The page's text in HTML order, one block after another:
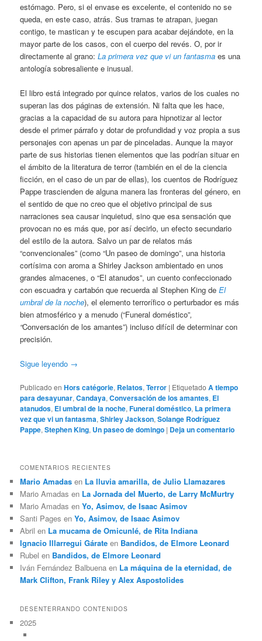
estómago. Pero, si el envase es excelente, el contenido no se
queda, en este caso, atrás. Sus tramas te atrapan, juegan
contigo, te mastican y te escupen para acabar dejándote, en la
mayor parte de los casos, con el cuerpo del revés. O, por ir
directamente al grano:La primera vez que vi un fantasma es una
antología sobresaliente e inusual.
El libro está integrado por quince relatos, varios de los cuales no
superan las dos páginas de extensión. Ni falta que les hace,
gracias a la capacidad de su autora para hipnotizar al lector
desde el primer párrafo y dotar de profundidad y voz propia a sus
personajes con apenas un par de pinceladas. Aunque la mayor
parte de sus historias tienen elementos que las podrían situar en
el ámbito de la literatura de terror (también en el de la ciencia
ficción, en el caso de un par de ellas), los cuentos de Rodríguez
Pappe trascienden de alguna manera las fronteras del género, en
el sentido de que no creo que el objetivo principal de sus
narraciones sea causar inquietud, sino que esa sensación que
provocan no es más que, por así decirlo, un efecto secundario
del estilo de la autora. Salvo un par de relatos más
“convencionales” (como “Un paseo de domingo”, una historia
cortísima con aroma a Shirley Jackson ambientado en unos
grandes almacenes, o “El atanudos”, un cuento confeccionado
con escuadra y cartabón que recuerda al Stephen King deEl
umbral de la noche), el elemento terrorífico o perturbador es más
bien atmosférico y a menudo (“Funeral doméstico”,
“Conversación de los amantes”) incluso difícil de determinar con
precisión.
Sigue leyendo →
Publicado en Hors catégorie, Relatos,Terror | Etiquetado A tiempo
para desayunar,Candaya,Conversación de los amantes, El
atanudos, El umbral de la noche,Funeral doméstico, La primera
vez que vi un fantasma,Shirley Jackson,Solange Rodríguez
Pappe,Stephen King, Un paseo de domingo | Deja un comentario
COMENTARIOS RECIENTES
Mario Amadas en La lluvia amarilla, de Julio Llamazares
Mario Amadas en La Jornada del Muerto, de Larry McMurtry
Mario Amadas enYo, Asimov, de Isaac Asimov
Santi Pages enYo, Asimov, de Isaac Asimov
Abril en La mucama de Omicunlé, de Rita Indiana
Ignacio Illarregui Gárate en Bandidos, de Elmore Leonard
Rubel en Bandidos, de Elmore Leonard
Iván Fernández Balbuena en La máquina de la eternidad, de
Mark Clifton, Frank Riley y Alex Aspostolides
DESENTERRANDO CONTENIDOS
2025